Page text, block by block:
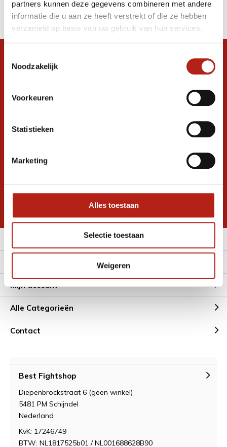
partners kunnen deze gegevens combineren met andere
informatie die u aan ze heeft verstrekt of die ze hebben
verzameld op basis van uw gebruik van hun services.
Noodzakelijk
Voorkeuren
Statistieken
Marketing
Alles toestaan
Selectie toestaan
Weigeren
Filter
Ontvang de nieuwste aanbiedingen en
promoties
Inschrijven voor
korting
* Lees hier de wettelijke beperkingen
Mijn account
Alle Categorieën
Contact
Best Fightshop
Diepenbrockstraat 6 (geen winkel)
5481 PM Schijndel
Nederland
KvK: 17246749
BTW: NL1817525b01 / NL001688628B90